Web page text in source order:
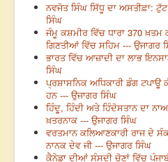
ਨਵਜੋਤ ਸਿੰਘ ਸਿੱਧੂ ਦਾ ਅਸਤੀਫ਼ਾ:
ਸਿੰਘ
ਜੰਮੂ ਕਸ਼ਮੀਰ ਵਿੱਚ ਧਾਰਾ 370
ਗਿਣਤੀਆਂ ਵਿੱਚ ਸਹਿਮ --- ਉਜਾਗਰ
ਭਾਰਤ ਵਿੱਚ ਆਜ਼ਾਦੀ ਦਾ ਲਾਭ
ਸਿੰਘ
ਪ੍ਰਸ਼ਾਸਨਿਕ ਅਧਿਕਾਰੀ ਡੰਗ
ਹਨ --- ਉਜਾਗਰ ਸਿੰਘ
ਹਿੰਦੂ, ਹਿੰਦੀ ਅਤੇ ਹਿੰਦੋਸਤਾਨ ਦਾ
ਖ਼ਤਰਨਾਕ --- ਉਜਾਗਰ ਸਿੰਘ
ਵਰਤਮਾਨ ਕਲਿਆਣਕਾਰੀ ਰਾਜ ਦੇ
ਨਾਨਕ ਦੇਵ ਜੀ --- ਉਜਾਗਰ ਸਿੰਘ
ਕੈਨੇਡਾ ਦੀਆਂ ਸੰਸਦੀ ਚੋਣਾਂ ਵਿੱਚ